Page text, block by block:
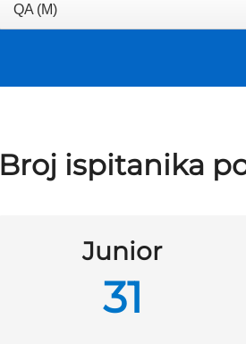
QA (M)
Broj ispitanika
Junior
31